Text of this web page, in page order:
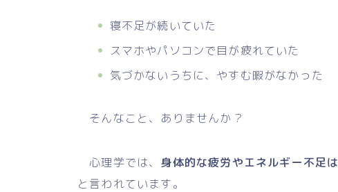
寝不足が続いていた
スマホやパソコンで目が疲れていた
気づかないうちに、やすむ暇がなかった
そんなこと、ありませんか？
心理学では、 身体的な疲労やエネルギー不足
と言われています。